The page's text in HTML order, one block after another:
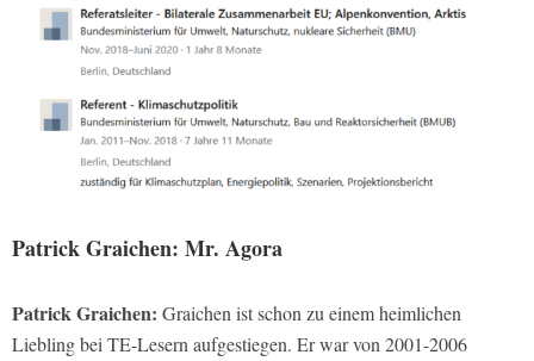
Patrick Graichen: Mr. Agora
Patrick Graichen: Graichen ist schon zu einem heimlichen
Liebling bei TE-Lesern aufgestiegen. Er war von 2001-2006